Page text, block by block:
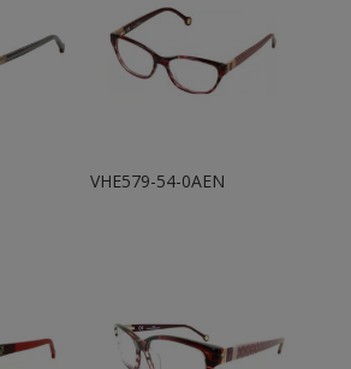
VHE579-54-0AEN